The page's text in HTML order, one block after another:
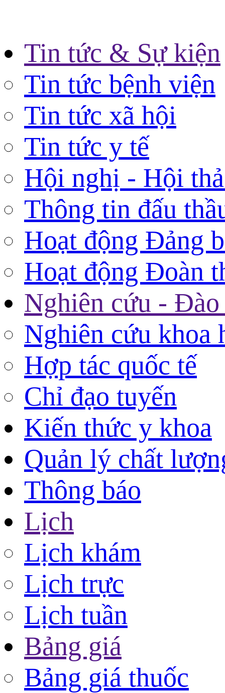
Tin tức & Sự kiện
Tin tức bệnh viện
Tin tức xã hội
Tin tức y tế
Hội nghị - Hội
Thông tin đấu
Hoạt động Đảng
Hoạt động Đoàn
Nghiên cứu - Đào
Nghiên cứu khoa
Hợp tác quốc tế
Chỉ đạo tuyến
Kiến thức y khoa
Quản lý chất
Thông báo
Lịch
Lịch khám
Lịch trực
Lịch tuần
Bảng giá
Bảng giá thuốc